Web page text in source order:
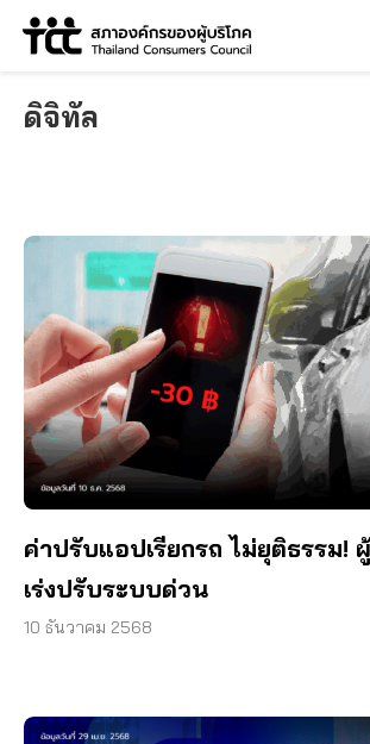
Skip
ดิจิทัล
ค่าปรับแอปเรียกรถ ไม่ยุติธรรม!
เร่งปรับระบบด่วน
10 ธันวาคม 2568